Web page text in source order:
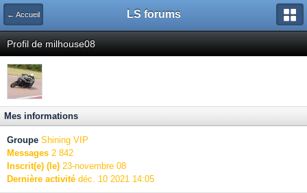
← Accueil LS forums
Profil de milhouse08
Mes informations
Groupe Shining VIP
Messages 2 842
Inscrit(e) (le) 23-novembre 08
Dernière activité déc. 10 2021 14:05